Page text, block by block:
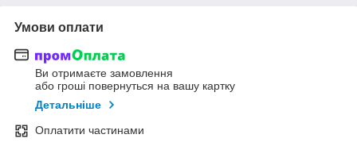
Умови оплати
Ви отримаєте замовлення
або гроші повернуться на вашу картку
Детальніше
Оплатити частинами